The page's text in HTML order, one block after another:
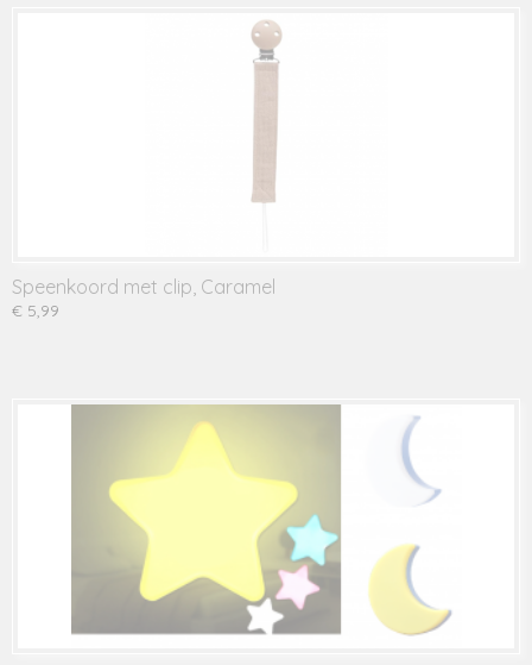
Speenkoord met clip, Caramel
€ 5,99